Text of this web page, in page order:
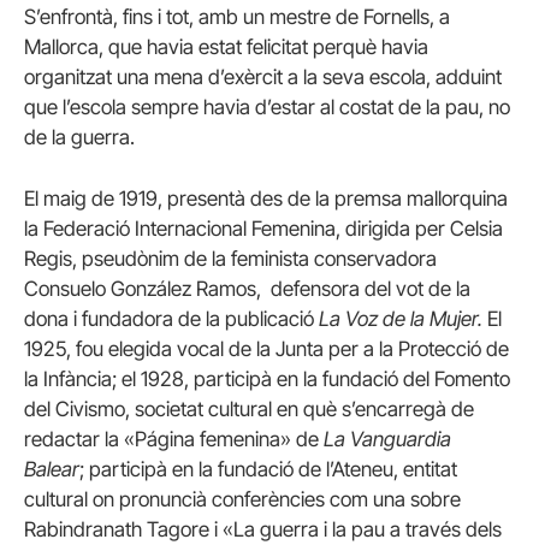
S’enfrontà, fins i tot, amb un mestre de Fornells, a
Mallorca, que havia estat felicitat perquè havia
organitzat una mena d’exèrcit a la seva escola, adduint
que l’escola sempre havia d’estar al costat de la pau, no
de la guerra.
El maig de 1919, presentà des de la premsa mallorquina
la Federació Internacional Femenina, dirigida per Celsia
Regis, pseudònim de la feminista conservadora
Consuelo González Ramos, defensora del vot de la
dona i fundadora de la publicació La Voz de la Mujer. El
1925, fou elegida vocal de la Junta per a la Protecció de
la Infància; el 1928, participà en la fundació del Fomento
del Civismo, societat cultural en què s’encarregà de
redactar la «Página femenina» de La Vanguardia
Balear; participà en la fundació de l’Ateneu, entitat
cultural on pronuncià conferències com una sobre
Rabindranath Tagore i «La guerra i la pau a través dels